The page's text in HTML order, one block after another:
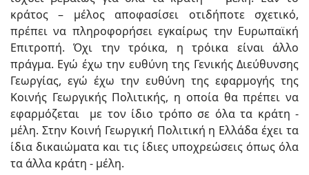
κράτος – μέλος αποφασίσει οτιδήποτε σχετικό,
πρέπει να πληροφορήσει εγκαίρως την Ευρωπαϊκή
Επιτροπή. Όχι την τρόικα, η τρόικα είναι άλλο
πράγμα. Εγώ έχω την ευθύνη της Γενικής Διεύθυνσης
Γεωργίας, εγώ έχω την ευθύνη της εφαρμογής της
Κοινής Γεωργικής Πολιτικής, η οποία θα πρέπει να
εφαρμόζεται με τον ίδιο τρόπο σε όλα τα κράτη -
μέλη. Στην Κοινή Γεωργική Πολιτική η Ελλάδα έχει τα
ίδια δικαιώματα και τις ίδιες υποχρεώσεις όπως όλα
τα άλλα κράτη - μέλη.